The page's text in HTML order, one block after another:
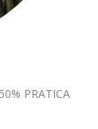
PRATICA